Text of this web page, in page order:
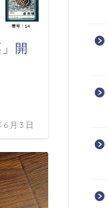
開
6月3日